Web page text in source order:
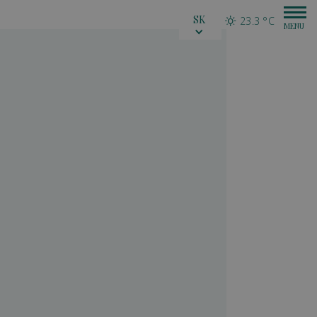
23.3 °C
SK